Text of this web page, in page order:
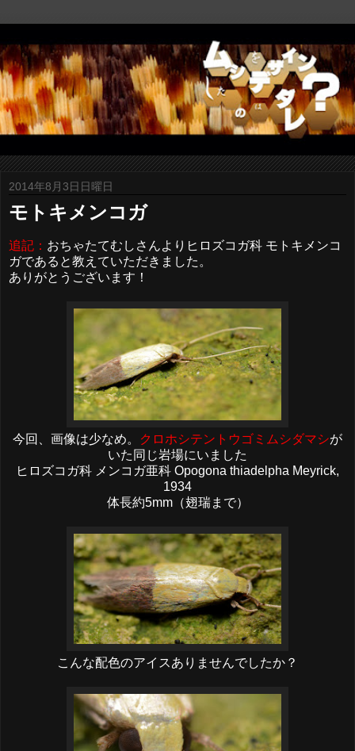
2014年8月3日日曜日
モトキメンコガ
追記： おちゃたてむしさんよりヒロズコガ科 モトキメンコ
ガであると教えていただきました。
ありがとうございます！
今回、画像は少なめ。 クロホシテントウゴミムシダマシが
いた同じ岩場にいました
ヒロズコガ科 メンコガ亜科 Opogona thiadelpha Meyrick,
1934
体長約5mm（翅瑞まで）
こんな配色のアイスありませんでしたか？